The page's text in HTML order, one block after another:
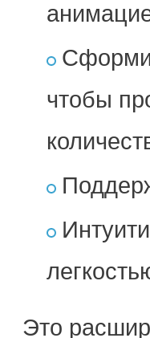
чтобы
Это